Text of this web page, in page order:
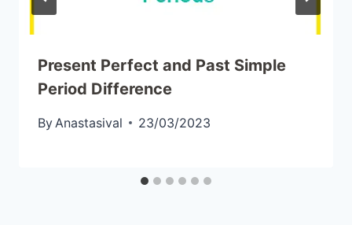
Present Perfect and Past Simple
Period Difference
By Anastasival 23/03/2023